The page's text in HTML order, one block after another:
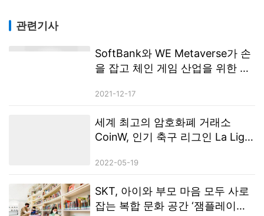
관련기사
SoftBank와 WE Metaverse가 손
을 잡고 체인 게임 산업을 위한 새
2021-12-17
세계 최고의 암호화폐 거래소
CoinW, 인기 축구 리그인 La Liga
2022-05-19
SKT, 아이와 부모 마음 모두 사로
잡는 복합 문화 공간 ‘잼플레이스